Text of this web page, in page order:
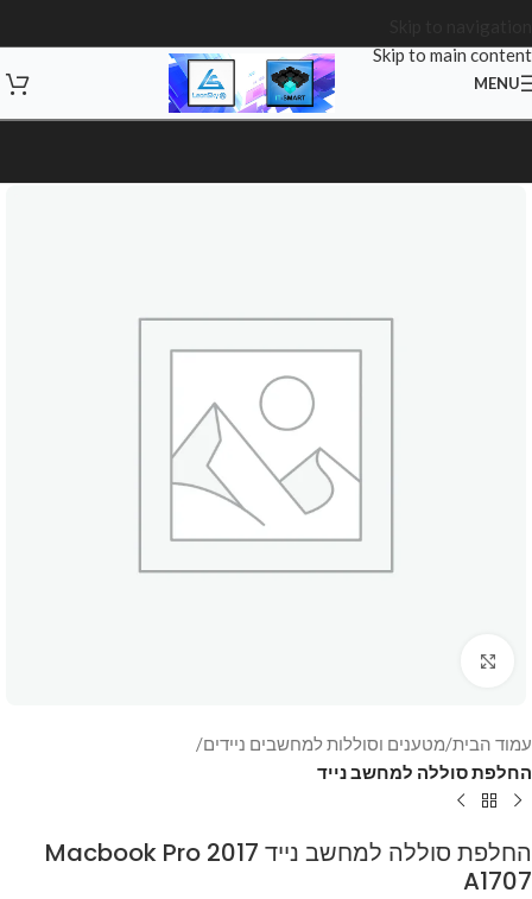
Skip to main content
MENU
עמוד הבית מטענים וסוללות למחשבים ניידים
החלפת סוללה למחשב נייד
החלפת סוללה למחשב נייד Macbook Pro 2017
A1707